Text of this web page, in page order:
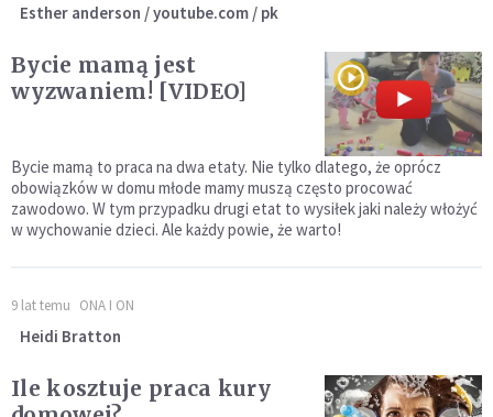
Esther anderson / youtube.com / pk
Bycie mamą jest
wyzwaniem! [VIDEO]
Bycie mamą to praca na dwa etaty. Nie tylko dlatego, że oprócz
obowiązków w domu młode mamy muszą często procować
zawodowo. W tym przypadku drugi etat to wysiłek jaki należy włożyć
w wychowanie dzieci. Ale każdy powie, że warto!
9 lat temu ONA I ON
Heidi Bratton
Ile kosztuje praca kury